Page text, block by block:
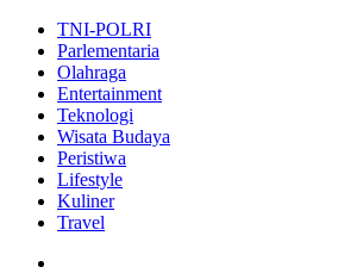
TNI-POLRI
Parlementaria
Olahraga
Entertainment
Teknologi
Wisata Budaya
Peristiwa
Lifestyle
Kuliner
Travel